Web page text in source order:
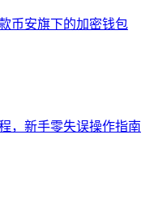
币安旗下的加密钱包
，新手零失误操作指南